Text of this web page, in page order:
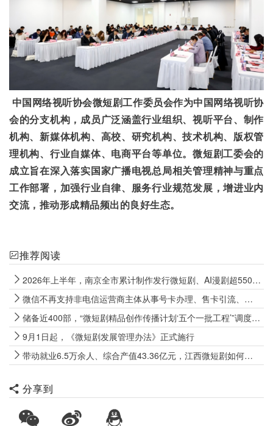
中国网络视听协会微短剧工作委员会作为中国网络视听协
会的分支机构，成员广泛涵盖行业组织、视听平台、制作
机构、新媒体机构、高校、研究机构、技术机构、版权管
理机构、行业自媒体、电商平台等单位。微短剧工委会的
成立旨在深入落实国家广播电视总局相关管理精神与重点
工作部署，加强行业自律、服务行业规范发展，增进业内
交流，推动形成精品频出的良好生态。
推荐阅读
2026年上半年，南京全市累计制作发行微短剧、AI漫剧超5500部
微信不再支持非电信运营商主体从事号卡办理、售卡引流、代办开卡等经营行为
储备近400部，“微短剧精品创作传播计划‘五个一批工程’”调度会召开
9月1日起，《微短剧发展管理办法》正式施行
带动就业6.5万余人、综合产值43.36亿元，江西微短剧如何向上生长？
分享到